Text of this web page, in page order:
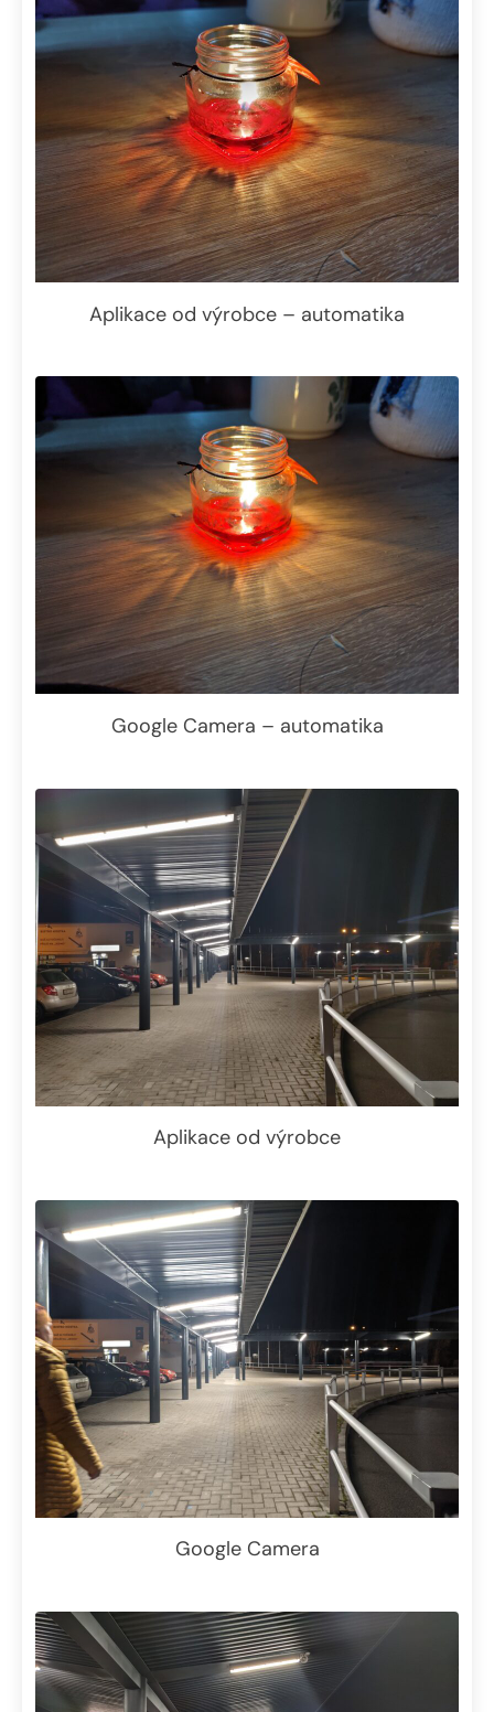
Aplikace od výrobce – automatika
Google Camera – automatika
Aplikace od výrobce
Google Camera